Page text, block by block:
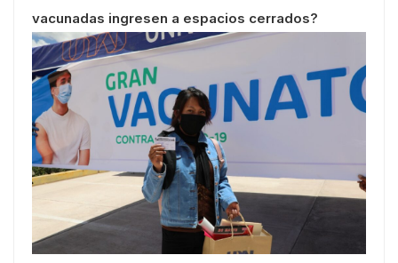
vacunadas ingresen a espacios cerrados?